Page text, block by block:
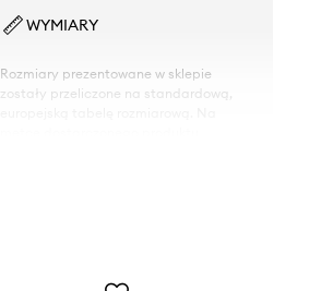
WYMIARY
Rozmiary prezentowane w sklepie
zostały przeliczone na standardową,